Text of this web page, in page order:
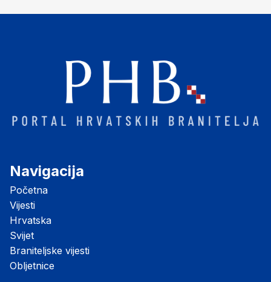
Navigacija
Početna
Vijesti
Hrvatska
Svijet
Braniteljske vijesti
Obljetnice